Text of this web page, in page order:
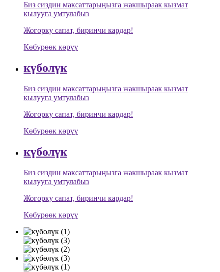
Биз сиздин максаттарыңызга жакшыраак кызмат
кылууга умтулабыз
Жогорку сапат, биринчи кардар!
Көбүрөөк көрүү
күбөлүк
Биз сиздин максаттарыңызга жакшыраак кызмат
кылууга умтулабыз
Жогорку сапат, биринчи кардар!
Көбүрөөк көрүү
күбөлүк
Биз сиздин максаттарыңызга жакшыраак кызмат
кылууга умтулабыз
Жогорку сапат, биринчи кардар!
Көбүрөөк көрүү